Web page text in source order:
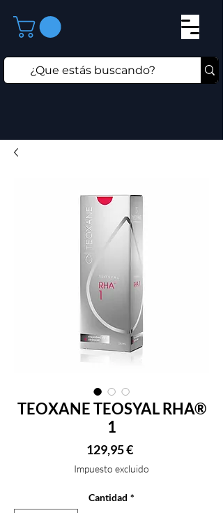
TEOXANE TEOSYAL RHA®
1
129,95 €Precio
Impuesto excluido
Cantidad *